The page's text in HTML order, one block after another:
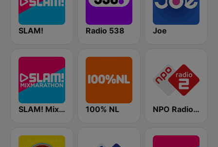
SLAM! Radio 538 Joe
SLAM! Mixmarathon 100% NL NPO Radio 2